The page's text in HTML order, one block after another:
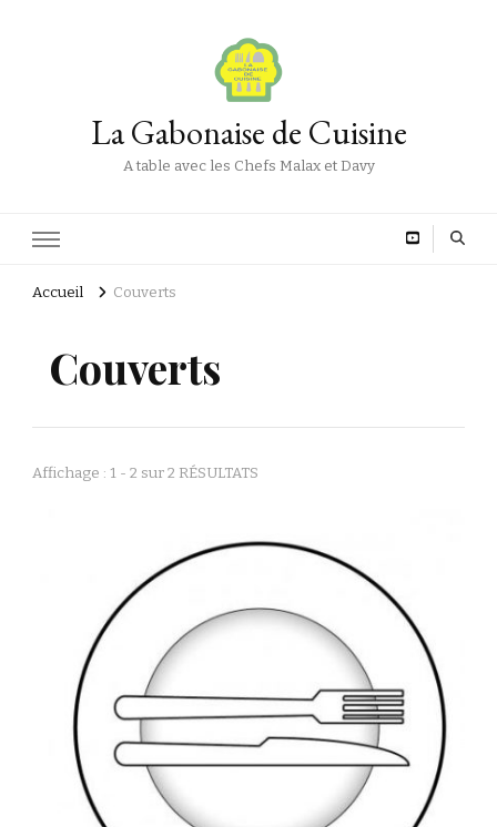
La Gabonaise de Cuisine
A table avec les Chefs Malax et Davy
Accueil Couverts
Couverts
Affichage : 1 - 2 sur 2 RÉSULTATS